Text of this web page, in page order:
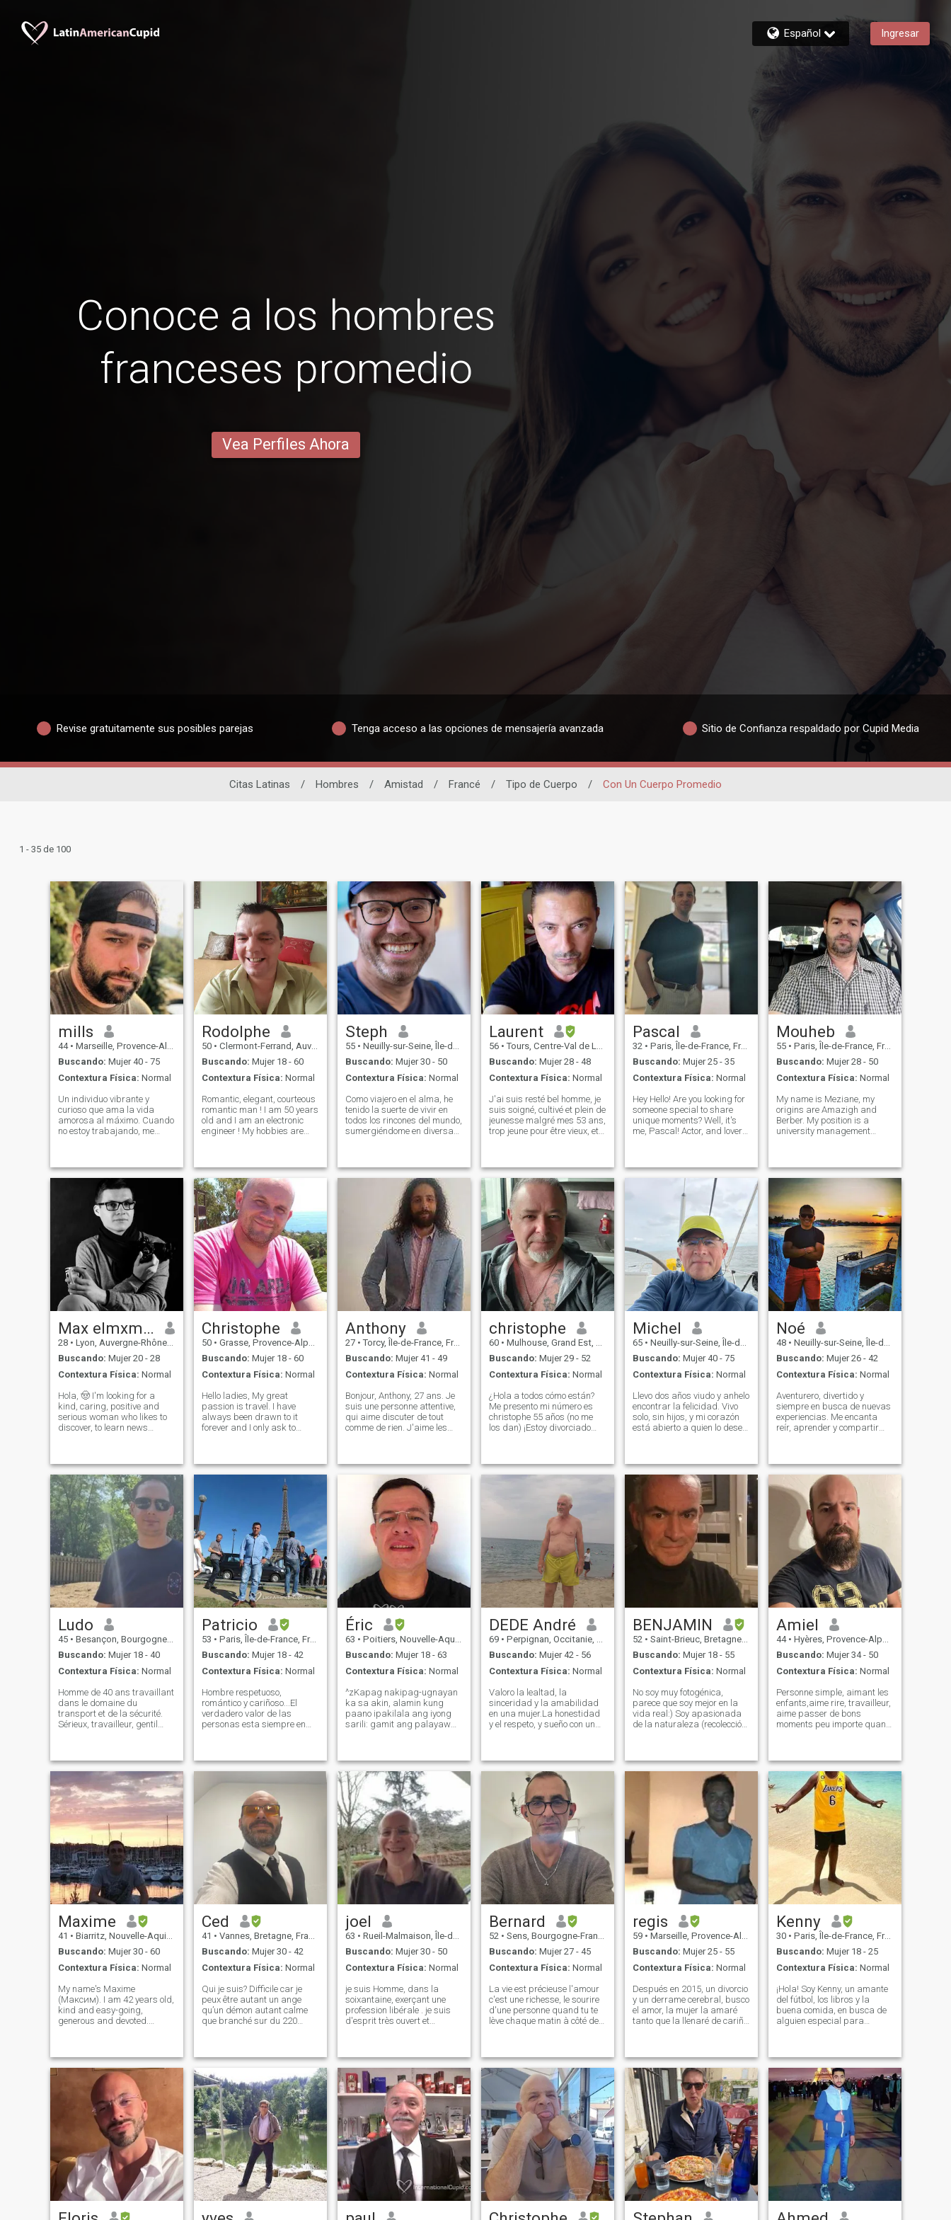
Español Ingresar
Conoce a los hombres
franceses promedio
Vea Perfiles Ahora
Revise gratuitamente sus posibles parejas Tenga acceso a las opciones de mensajería avanzada Sitio de Confianza respaldado por Cupid Media
Citas Latinas / Hombres / Amistad / Francé / Tipo de Cuerpo / Con Un Cuerpo Promedio
1 - 35 de 100
mills
44 • Marseille, Provence-Alpes-Côte d'Azur, Francia
Buscando: Mujer 40 - 75
Contextura Física: Normal
Un individuo vibrante y
curioso que ama la vida
amorosa al máximo. Cuando
no estoy trabajando, me
también me encanta cocinar,
y estoy buscando a alguien
en quien pueda confiar para
construir un hogar feliz.
Rodolphe
50 • Clermont-Ferrand, Auvergne-Rhône-Alpes, Francia
Buscando: Mujer 18 - 60
Contextura Física: Normal
Romantic, elegant, courteous
romantic man ! I am 50 years
old and I am an electronic
engineer ! My hobbies are
love travelling around the
world I play the saxophone
an
Steph
55 • Neuilly-sur-Seine, Île-de-France, Francia
Buscando: Mujer 30 - 50
Contextura Física: Normal
Como viajero en el alma, he
tenido la suerte de vivir en
todos los rincones del mundo,
sumergiéndome en diversas
Curioso por naturaleza, me
parece tan divertido explorar
los misterios de la ciencia
como maravillarme con
obras maestras artísticas.
Siempre con ganas de
aprender y descubrir cosas
nuevas, busco a alguien con
quien compartir
conversaciones estimulantes
y aventuras fuera de lo
común. Si eres un
apasionado de la vida y listo
para explorar lo mejor de la
vida, vamos a explorar
juntos
Laurent
56 • Tours, Centre-Val de Loire, Francia
Buscando: Mujer 28 - 48
Contextura Física: Normal
J'ai suis resté bel homme, je
suis soigné, cultivé et plein de
jeunesse malgré mes 53 ans,
trop jeune pour être vieux, et
terre et la tête dans les
étoiles (mais sur
Pascal
32 • Paris, Île-de-France, Francia
Buscando: Mujer 25 - 35
Contextura Física: Normal
Hey Hello! Are you looking for
someone special to share
unique moments? Well, it's
me, Pascal! Actor, and lover
broadening my horizons. If
you too are open-minded and
Mouheb
55 • Paris, Île-de-France, Francia
Buscando: Mujer 28 - 50
Contextura Física: Normal
My name is Meziane, my
origins are Amazigh and
Berber. My position is a
university management
I am solitary, calm, honest,
sincere, and I am very, very
serious in
Max elmxmle
28 • Lyon, Auvergne-Rhône-Alpes, Francia
Buscando: Mujer 20 - 28
Contextura Física: Normal
Hola, 🤠 I'm looking for a
kind, caring, positive and
serious woman who likes to
discover, to learn news
life, a home and a family 😇
Are you passionate about
coffe
Christophe
50 • Grasse, Provence-Alpes-Côte d'Azur, Francia
Buscando: Mujer 18 - 60
Contextura Física: Normal
Hello ladies, My great
passion is travel. I have
always been drawn to it
forever and I only ask to
Ukraine a while ago and
that's why I want to start a
Anthony
27 • Torcy, Île-de-France, Francia
Buscando: Mujer 41 - 49
Contextura Física: Normal
Bonjour, Anthony, 27 ans. Je
suis une personne attentive,
qui aime discuter de tout
comme de rien. J'aime les
passer du temps avec ma
famille et mes amis. N'hésite
pas à écr
christophe
60 • Mulhouse, Grand Est, Francia
Buscando: Mujer 29 - 52
Contextura Física: Normal
¿Hola a todos cómo están?
Me presento mi número es
christophe 55 años (no me
los dan) ¡Estoy divorciado
suiza! soy un hombre muy
tranquilo pero también las
bailar / restaurante / velada
romantica / voila a coco de
mi y lo que busco conocer
una mujer seria y sincera!
Habla francés / Alemán /
inglés / y un poco de español
pero estoy listto para
atender español
Michel
65 • Neuilly-sur-Seine, Île-de-France, Francia
Buscando: Mujer 40 - 75
Contextura Física: Normal
Llevo dos años viudo y anhelo
encontrar la felicidad. Vivo
solo, sin hijos, y mi corazón
está abierto a quien lo desee.
de los deportes, viajar, leer, el
cine y pa
Noé
48 • Neuilly-sur-Seine, Île-de-France, Francia
Buscando: Mujer 26 - 42
Contextura Física: Normal
Aventurero, divertido y
siempre en busca de nuevas
experiencias. Me encanta
reír, aprender y compartir
conversaciones y disfrutar
de la vida al máximo. Si eres
genuina, apasion
Ludo
45 • Besançon, Bourgogne-Franche-Comté, Francia
Buscando: Mujer 18 - 40
Contextura Física: Normal
Homme de 40 ans travaillant
dans le domaine du
transport et de la sécurité.
Sérieux, travailleur, gentil
chaud. Mais j'aimerais voir
quelques pays .. J'aime la
natur
Patricio
53 • Paris, Île-de-France, Francia
Buscando: Mujer 18 - 42
Contextura Física: Normal
Hombre respetuoso,
romántico y cariñoso...El
verdadero valor de las
personas esta siempre en
vida como un regalo de la
encontrar el verdadero amor,
ese ser que nos
complementa para ser
felices, con respeto,
confianza tomando en
cuenta que la vida es muy
corta para
desaprovecharla!!!. La vida
es como una poesía hermosa
para vivirla intensamente en
cada proceso de nuestra
existencia.
Éric
63 • Poitiers, Nouvelle-Aquitaine, Francia
Buscando: Mujer 18 - 63
Contextura Física: Normal
^zKapag nakipag-ugnayan
ka sa akin, alamin kung
paano ipakilala ang iyong
sarili: gamit ang palayaw
napakahina ng kalidad o
ang mga ito ay mga
larawan mo 10 hanggang
20 taon na an
DEDE André
69 • Perpignan, Occitanie, Francia
Buscando: Mujer 42 - 56
Contextura Física: Normal
Valoro la lealtad, la
sinceridad y la amabilidad
en una mujer.La honestidad
y el respeto, y sueño con una
naturaleza, las plantas,
caminar, andar en bicicleta...
Soy protector, cariñoso, y muy
sentimental...
BENJAMIN
52 • Saint-Brieuc, Bretagne, Francia
Buscando: Mujer 18 - 55
Contextura Física: Normal
No soy muy fotogénica,
parece que soy mejor en la
vida real:) Soy apasionada
de la naturaleza (recolección,
a 70 tengo un trabajo que me
hace desaparecer durante
gran parte de la semana.
Muchas mujeres están
buscando aquí el hombre
perfecto, lamento admitir que
no soy el único, que tristeza
perfección....!! Trato de ser
una persona buena y
respetuosa todos los días,
trato de ser la misma aquí
Amiel
44 • Hyères, Provence-Alpes-Côte d'Azur, Francia
Buscando: Mujer 34 - 50
Contextura Física: Normal
Personne simple, aimant les
enfants,aime rire, travailleur,
aime passer de bons
moments peu importe quand
avec du caractère, de l
emphatique et tant d autres
choses….
Маxime
41 • Biarritz, Nouvelle-Aquitaine, Francia
Buscando: Mujer 30 - 60
Contextura Física: Normal
My name's Maxime
(Максим). I am 42 years old,
kind and easy-going,
generous and devoted.
romantic relationship, I open
my heart to my beloved one
with care, warmth, affection,
attention,
Ced
41 • Vannes, Bretagne, Francia
Buscando: Mujer 30 - 42
Contextura Física: Normal
Qui je suis? Difficile car je
peux être autant un ange
qu’un démon autant calme
que branché sur du 220
attentionné si la personne me
le rend bien. Je peux être prot
joel
63 • Rueil-Malmaison, Île-de-France, Francia
Buscando: Mujer 30 - 50
Contextura Física: Normal
je suis Homme, dans la
soixantaine, exerçant une
profession libérale . je suis
d'esprit très ouvert et
occidentale et hindouiste ,
pour mieux comprendre
L'Humain ,
Bernard
52 • Sens, Bourgogne-Franche-Comté, Francia
Buscando: Mujer 27 - 45
Contextura Física: Normal
La vie est précieuse l'amour
c'est une richesse, le sourire
d'une personne quand tu te
lève chaque matin à côté de
richesse est dans l'échange
par un regard où quand on c
regis
59 • Marseille, Provence-Alpes-Côte d'Azur, Francia
Buscando: Mujer 25 - 55
Contextura Física: Normal
Después en 2015, un divorcio
y un derrame cerebral, busco
el amor, la mujer la amaré
tanto que la llenaré de cariño
tienen mucho interés, deben
ser compartidas con la
mujer que amamos, ... de
ellas
Kenny
30 • Paris, Île-de-France, Francia
Buscando: Mujer 18 - 25
Contextura Física: Normal
¡Hola! Soy Kenny, un amante
del fútbol, los libros y la
buena comida, en busca de
alguien especial para
amigable, siempre
dispuesta a disfrutar de la
vida con una sonrisa. mi
vida es como un partido de
fútbol lleno de emociones, en
el que no sólo soy el
delantero, sino también el
entrenador y el árbitro. Me
encanta leer, especialmente
las novelas que me
transportan a mundos
lejanos y me enseñan cosas
nuevas. Y si hablamos de
gastronomía, ¡soy todo un
gourmet! Me encanta